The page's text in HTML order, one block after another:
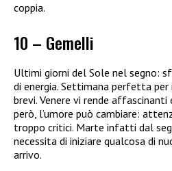
coppia.
10 – Gemelli
Ultimi giorni del Sole nel segno:
di energia. Settimana perfetta
brevi. Venere vi rende affascinanti
però, l’umore può cambiare:
troppo critici. Marte infatti dal
necessita di iniziare qualcosa di
arrivo.